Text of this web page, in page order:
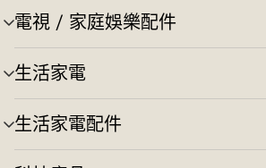
切
換
電視 / 家庭娛樂配件
選
單
切
換
生活家電
選
單
切
換
生活家電配件
選
單